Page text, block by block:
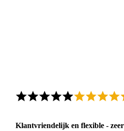
Klantvriendelijk en flexible -